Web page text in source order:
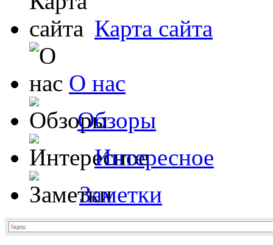
Карта сайта
О нас
Обзоры
Интересное
Заметки